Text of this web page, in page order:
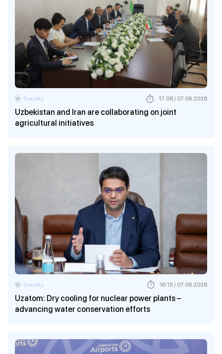
Uzbekistan and Iran are collaborating on joint
agricultural initiatives
Society 17:08 / 07.08.2026
Uzatom: Dry cooling for nuclear power plants –
advancing water conservation efforts
Society 16:15 / 07.08.2026